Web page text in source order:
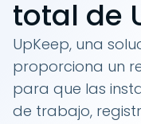
total de
UpKeep, una
proporciona un
para que las
de trabajo,